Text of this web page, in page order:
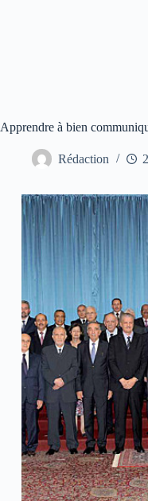
Apprendre à bien
Rédaction